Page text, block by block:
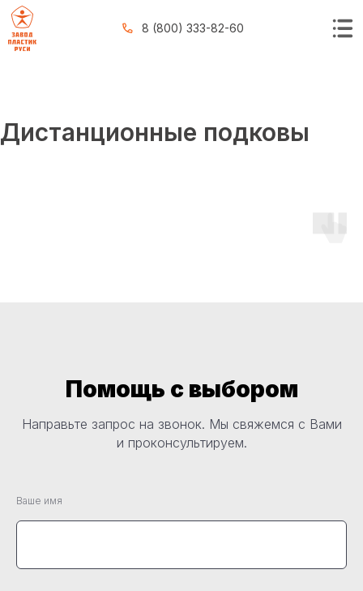
8 (800) 333-82-60
Дистанционные подковы
Помощь с выбором
Направьте запрос на звонок. Мы свяжемся с Вами
и проконсультируем.
Ваше имя